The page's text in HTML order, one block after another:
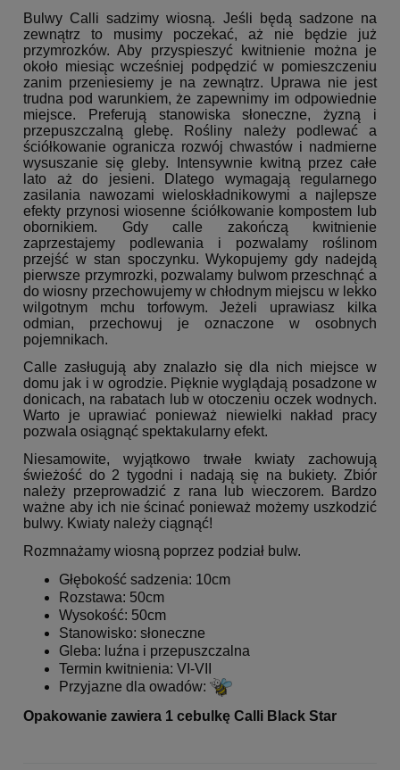
Bulwy Calli sadzimy wiosną. Jeśli będą sadzone na
zewnątrz to musimy poczekać, aż nie będzie już
przymrozków. Aby przyspieszyć kwitnienie można je
około miesiąc wcześniej podpędzić w pomieszczeniu
zanim przeniesiemy je na zewnątrz. Uprawa nie jest
trudna pod warunkiem, że zapewnimy im odpowiednie
miejsce. Preferują stanowiska słoneczne, żyzną i
przepuszczalną glebę. Rośliny należy podlewać a
ściółkowanie ogranicza rozwój chwastów i nadmierne
wysuszanie się gleby. Intensywnie kwitną przez całe
lato aż do jesieni. Dlatego wymagają regularnego
zasilania nawozami wieloskładnikowymi a najlepsze
efekty przynosi wiosenne ściółkowanie kompostem lub
obornikiem. Gdy calle zakończą kwitnienie
zaprzestajemy podlewania i pozwalamy roślinom
przejść w stan spoczynku. Wykopujemy gdy nadejdą
pierwsze przymrozki, pozwalamy bulwom przeschnąć a
do wiosny przechowujemy w chłodnym miejscu w lekko
wilgotnym mchu torfowym. Jeżeli uprawiasz kilka
odmian, przechowuj je oznaczone w osobnych
pojemnikach.
Calle zasługują aby znalazło się dla nich miejsce w
domu jak i w ogrodzie. Pięknie wyglądają posadzone w
donicach, na rabatach lub w otoczeniu oczek wodnych.
Warto je uprawiać ponieważ niewielki nakład pracy
pozwala osiągnąć spektakularny efekt.
Niesamowite, wyjątkowo trwałe kwiaty zachowują
świeżość do 2 tygodni i nadają się na bukiety. Zbiór
należy przeprowadzić z rana lub wieczorem. Bardzo
ważne aby ich nie ścinać ponieważ możemy uszkodzić
bulwy. Kwiaty należy ciągnąć!
Rozmnażamy wiosną poprzez podział bulw.
Głębokość sadzenia: 10cm
Rozstawa: 50cm
Wysokość: 50cm
Stanowisko: słoneczne
Gleba: luźna i przepuszczalna
Termin kwitnienia: VI-VII
Przyjazne dla owadów:
Opakowanie zawiera 1 cebulkę Calli Black Star